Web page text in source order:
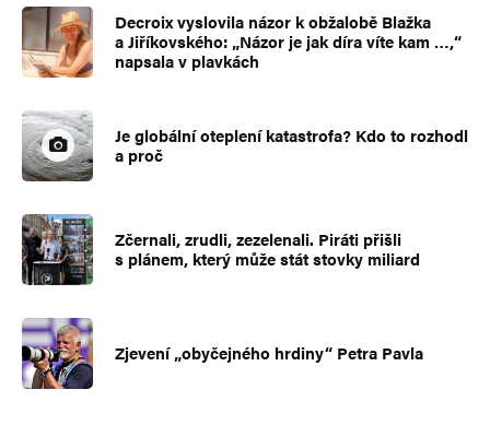
Decroix vyslovila názor k obžalobě Blažka
a Jiříkovského: „Názor je jak díra víte kam …,“
napsala v plavkách
Je globální oteplení katastrofa? Kdo to rozhodl
a proč
Zčernali, zrudli, zezelenali. Piráti přišli
s plánem, který může stát stovky miliard
Zjevení „obyčejného hrdiny“ Petra Pavla